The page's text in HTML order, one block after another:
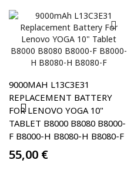
9000MAH L13C3E31
REPLACEMENT BATTERY
FOR LENOVO YOGA 10"
TABLET B8000 B8080 B8000-
F B8000-H B8080-H B8080-F
55,00 €